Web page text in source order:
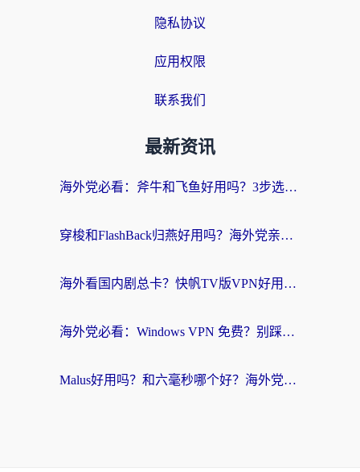
隐私协议
应用权限
联系我们
最新资讯
海外党必看：斧牛和飞鱼好用吗？3步选对回国加速器，无缝刷剧玩国服
穿梭和FlashBack归燕好用吗？海外党亲测3款热门回国加速器，教你选对不踩坑
海外看国内剧总卡？快帆TV版VPN好用吗？和快滚VPN对比哪个回国效果更好？
海外党必看：Windows VPN 免费？别踩坑！教你选对好用的国内加速器无缝回国
Malus好用吗？和六毫秒哪个好？海外党选回国加速器的避坑指南